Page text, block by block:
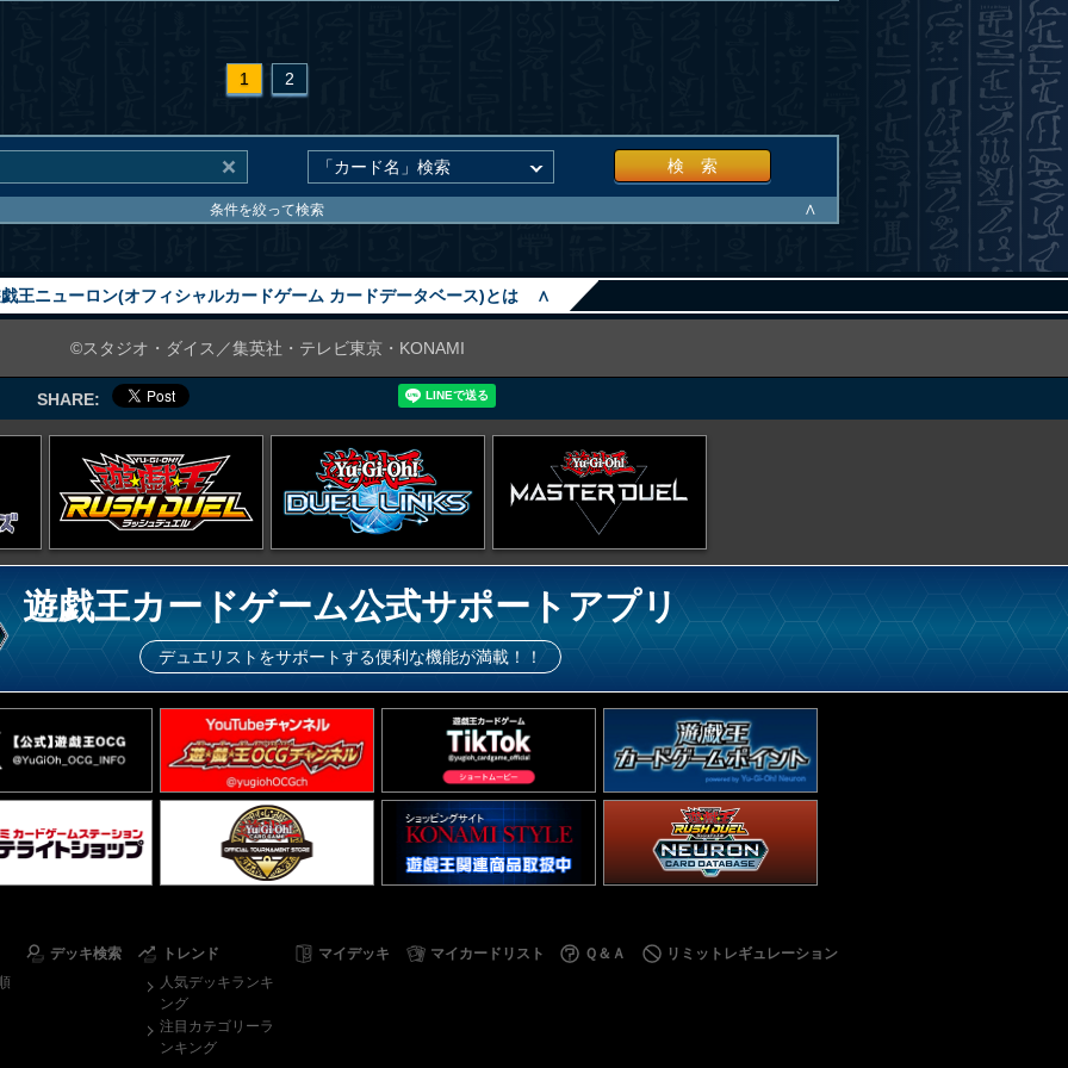
1 2
検 索
条件を絞って検索 ∧
王ニューロン(オフィシャルカードゲーム カードデータベース)とは ∧
©スタジオ・ダイス／集英社・テレビ東京・KONAMI
SHARE:
遊戯王カードゲーム公式サポートアプリ
デュエリストをサポートする便利な機能が満載！！
デッキ検索
トレンド
人気デッキランキ
ング
注目カテゴリーラ
ンキング
マイデッキ マイカードリスト Ｑ＆Ａ リミットレギュレーション